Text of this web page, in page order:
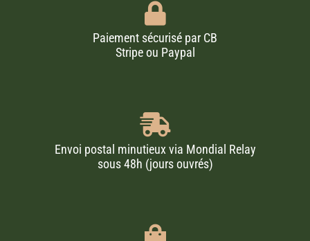
Paiement sécurisé par CB
Stripe ou Paypal
Envoi postal minutieux via Mondial Relay
sous 48h (jours ouvrés)